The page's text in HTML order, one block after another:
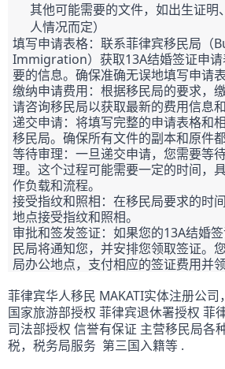
其他可能需要的文件，如出生证明
人情况而定）
填写申请表格：联系菲律宾移民局（
Immigration）获取13A结婚签证申
要的信息。确保准确无误地填写申请表
缴纳申请费用：根据移民局的要求，
请咨询移民局以获取最新的费用信息和
递交申请：将填写完整的申请表格和
移民局。确保所有文件的副本和原件都
等待审理：一旦递交申请，您需要等
理。这个过程可能需要一定的时间，
作负载和流程。
接受指纹和照相：在移民局要求的时
地点接受指纹和照相。
审批和签发签证：如果您的13A结婚
民局将通知您，并安排您领取签证。
局办公地点，支付相应的签证费用并领
菲律宾华人移民 MAKATI实体注册公
国家旅游部授权 菲律宾退休署授权 菲
司法部授权 信誉有保证 主营移民局各
税，税务局服务  第三国入籍等 .